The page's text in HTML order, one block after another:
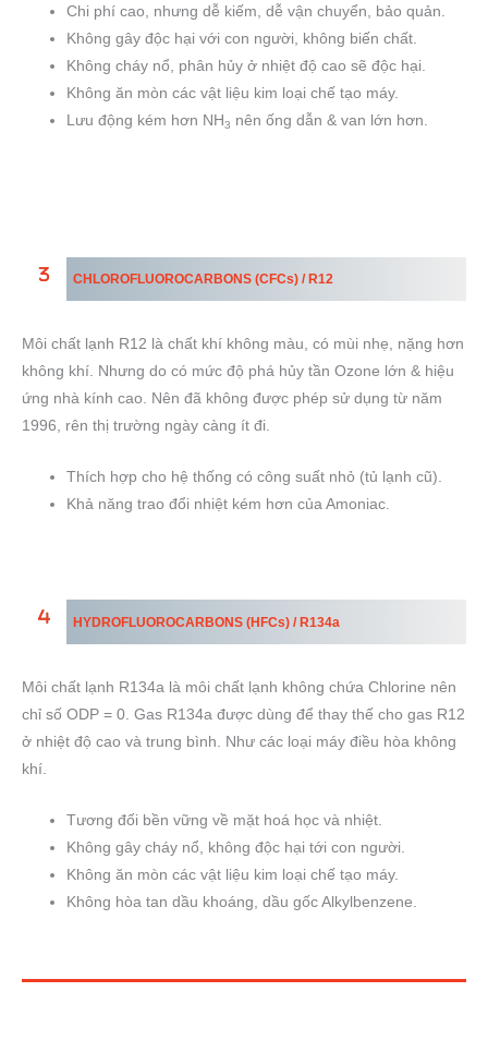
Chi phí cao, nhưng dễ kiếm, dễ vận chuyển, bảo quản.
Không gây độc hại với con người, không biến chất.
Không cháy nổ, phân hủy ở nhiệt độ cao sẽ độc hại.
Không ăn mòn các vật liệu kim loại chế tạo máy.
Lưu động kém hơn NH3 nên ống dẫn & van lớn hơn.
CHLOROFLUOROCARBONS(CFCs) / R12
Môi chất lạnh R12 là chất khí không màu, có mùi nhẹ, nặng hơn
không khí. Nhưng do có mức độ phá hủy tần Ozone lớn & hiệu
ứng nhà kính cao. Nên đã không được phép sử dụng từ năm
1996, rên thị trường ngày càng ít đi.
Thích hợp cho hệ thống có công suất nhỏ (tủ lạnh cũ).
Khả năng trao đổi nhiệt kém hơn của Amoniac.
HYDROFLUOROCARBONS(HFCs) /R134a
Môi chất lạnh R134a là môi chất lạnh không chứa Chlorine nên
chỉ số ODP = 0. Gas R134a được dùng để thay thế cho gas R12
ở nhiệt độ cao và trung bình. Như các loại máy điều hòa không
khí.
Tương đối bền vững về mặt hoá học và nhiệt.
Không gây cháy nổ, không độc hại tới con người.
Không ăn mòn các vật liệu kim loại chế tạo máy.
Không hòa tan dầu khoáng, dầu gốc Alkylbenzene.